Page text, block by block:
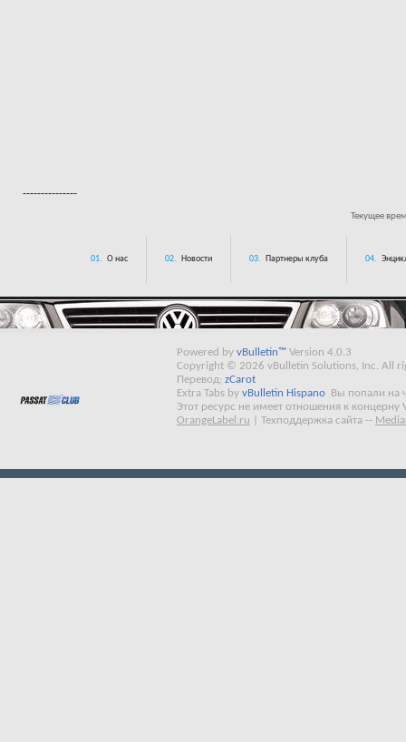
---------------
Текущее
01. О нас 02. Новости 03. Партнеры клуба 04.
Powered by vBulletin™ Version 4.0.3
Copyright © 2026 vBulletin Solutions, Inc. All
Перевод: zCarot
Extra Tabs by vBulletin Hispano
Вы попали на
Этот ресурс не имеет отношения к концерну
OrangeLabel.ru
Техподдержка сайта --